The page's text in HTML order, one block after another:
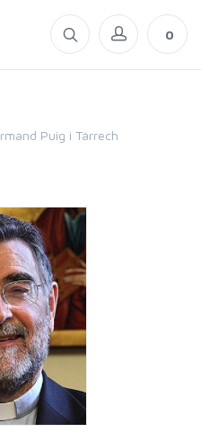
0
Armand Puig i Tàrrech